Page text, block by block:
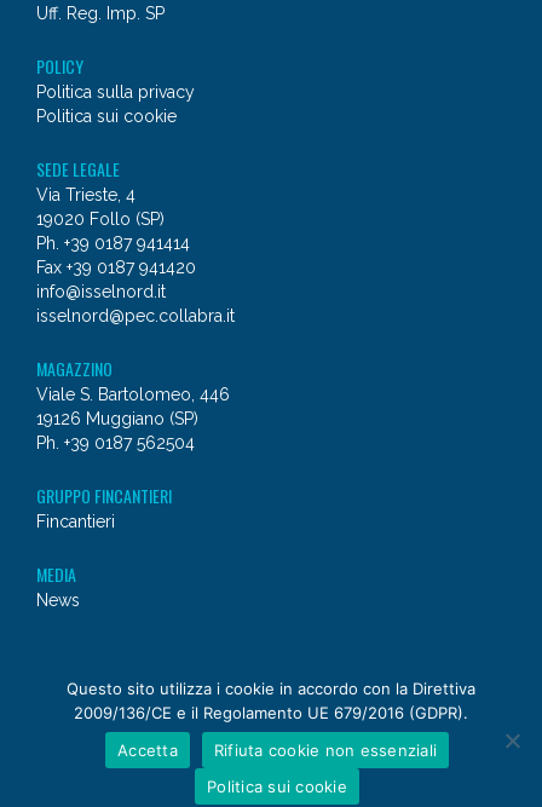
Uff. Reg. Imp. SP
POLICY
Politica sulla privacy
Politica sui cookie
SEDE LEGALE
Via Trieste, 4
19020 Follo (SP)
Ph. +39 0187 941414
Fax +39 0187 941420
info@isselnord.it
isselnord@pec.collabra.it
MAGAZZINO
Viale S. Bartolomeo, 446
19126 Muggiano (SP)
Ph. +39 0187 562504
GRUPPO FINCANTIERI
Fincantieri
MEDIA
News
aFincantieri NexTechcompany
Questo sito utilizza i cookie in accordo con la Direttiva
2009/136/CE e il Regolamento UE 679/2016 (GDPR).
Accetta
Rifiuta cookie non essenziali
Politica sui cookie